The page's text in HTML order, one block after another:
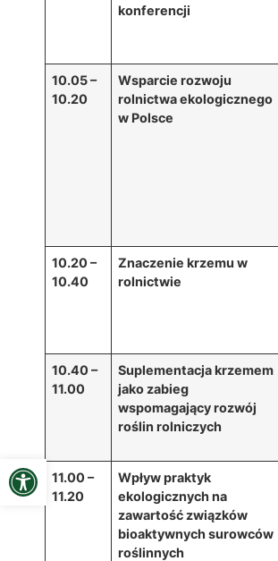
Open toolbar
konferencji
10.05 –
10.20
Wsparcie rozwoju
rolnictwa ekologicznego
w Polsce
10.20 –
10.40
Znaczenie krzemu w
rolnictwie
10.40 –
11.00
Suplementacja krzemem
jako zabieg
wspomagający rozwój
roślin rolniczych
11.00 –
11.20
Wpływ praktyk
ekologicznych na
zawartość związków
bioaktywnych surowców
roślinnych